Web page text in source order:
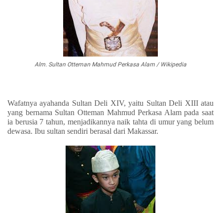
Alm. Sultan Otteman Mahmud Perkasa Alam / Wikipedia
Wafatnya ayahanda Sultan Deli XIV, yaitu Sultan Deli XIIIatau
yang bernama Sultan Otteman Mahmud Perkasa Alam pada saat
ia berusia 7 tahun, menjadikannya naik tahta di umur yang belum
dewasa. Ibu sultan sendiri berasal dari Makassar.